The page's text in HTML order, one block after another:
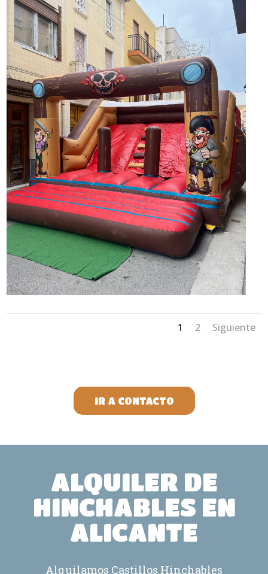
1 2 Siguiente
IR A CONTACTO
ALQUILER DE
HINCHABLES EN
ALICANTE
Alquilamos Castillos Hinchables